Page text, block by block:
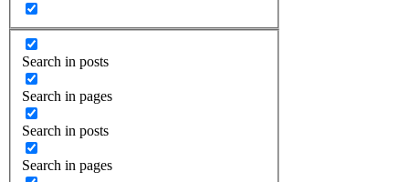
Search in posts
Search in pages
Search in posts
Search in pages